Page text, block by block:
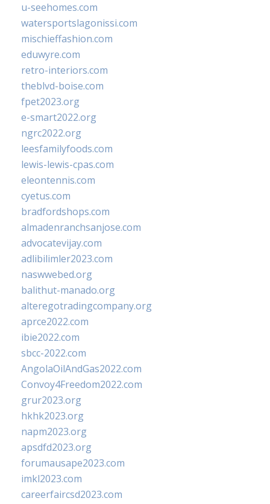
u-seehomes.com
watersportslagonissi.com
mischieffashion.com
eduwyre.com
retro-interiors.com
theblvd-boise.com
fpet2023.org
e-smart2022.org
ngrc2022.org
leesfamilyfoods.com
lewis-lewis-cpas.com
eleontennis.com
cyetus.com
bradfordshops.com
almadenranchsanjose.com
advocatevijay.com
adlibilimler2023.com
naswwebed.org
balithut-manado.org
alteregotradingcompany.org
aprce2022.com
ibie2022.com
sbcc-2022.com
AngolaOilAndGas2022.com
Convoy4Freedom2022.com
grur2023.org
hkhk2023.org
napm2023.org
apsdfd2023.org
forumausape2023.com
imkl2023.com
careerfaircsd2023.com